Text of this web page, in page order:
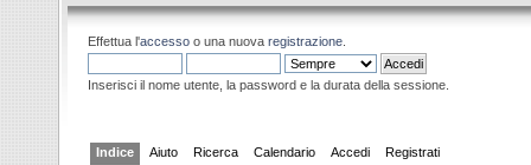
Effettua l'accesso o una nuova registrazione.
Inserisci il nome utente, la password e la durata della sessione.
Indice Aiuto Ricerca Calendario Accedi Registrati